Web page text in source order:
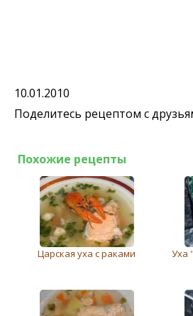
10.01.2010
Поделитесь рецептом с
Похожие рецепты
Царская уха с раками Уха